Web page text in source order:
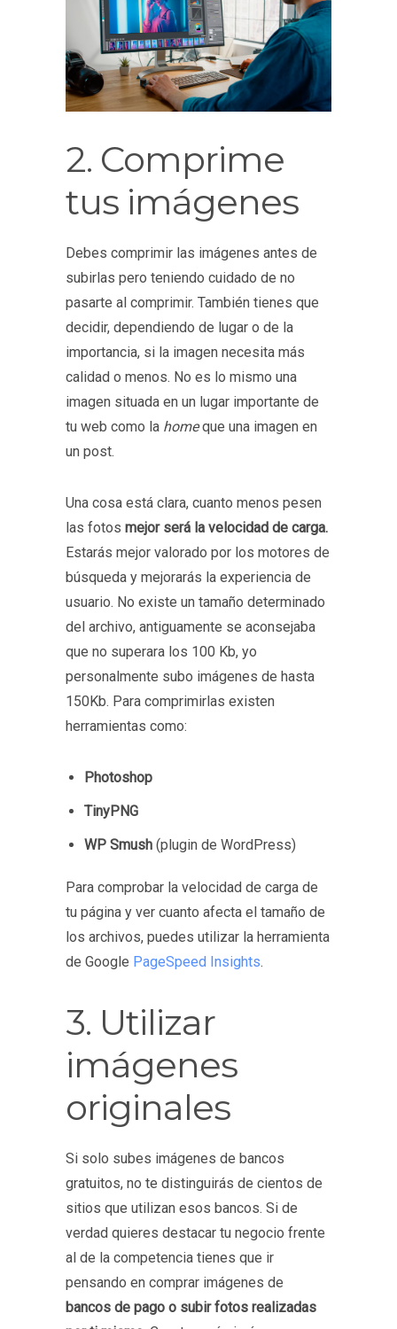
2. Comprime
tus imágenes
Debes comprimir las imágenes antes de
subirlas pero teniendo cuidado de no
pasarte al comprimir. También tienes que
decidir, dependiendo de lugar o de la
importancia, si la imagen necesita más
calidad o menos. No es lo mismo una
imagen situada en un lugar importante de
tu web como la homeque una imagen en
un post.
Una cosa está clara, cuanto menos pesen
las fotos mejor será la velocidad de carga.
Estarás mejor valorado por los motores de
búsqueda y mejorarás la experiencia de
usuario. No existe un tamaño determinado
del archivo, antiguamente se aconsejaba
que no superara los 100 Kb, yo
personalmente subo imágenes de hasta
150Kb. Para comprimirlas existen
herramientas como:
Photoshop
TinyPNG
WP Smush(plugin de WordPress)
Para comprobar la velocidad de carga de
tu página y ver cuanto afecta el tamaño de
los archivos, puedes utilizar la herramienta
de Google PageSpeed Insights.
3. Utilizar
imágenes
originales
Si solo subes imágenes de bancos
gratuitos, no te distinguirás de cientos de
sitios que utilizan esos bancos. Si de
verdad quieres destacar tu negocio frente
al de la competencia tienes que ir
pensando en comprar imágenes de
bancos de pago o subir fotos realizadas